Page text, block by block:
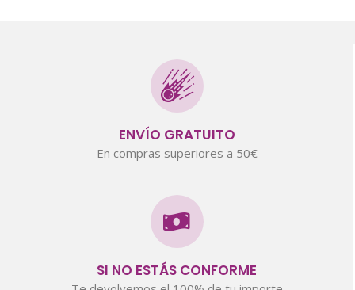
ENVÍO GRATUITO
En compras superiores a 50€
SI NO ESTÁS CONFORME